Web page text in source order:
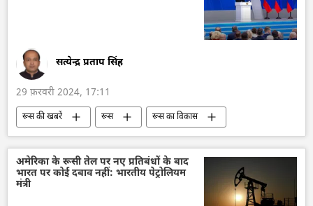
सत्येन्द्र प्रताप सिंह
29 फ़रवरी 2024, 17:11
रूस की खबरें रूस
रूस का विकास
व्लादिमीर पुतिन
चुनाव
2024 चुनाव
परमाणु हथियार
हथियारों की आपूर्ति
संसद सदस्य
विशेष सैन्य अभियान
अमेरिका के रूसी तेल पर नए प्रतिबंधों के बाद
भारत पर कोई दबाव नहीं: भारतीय पेट्रोलियम
मंत्री